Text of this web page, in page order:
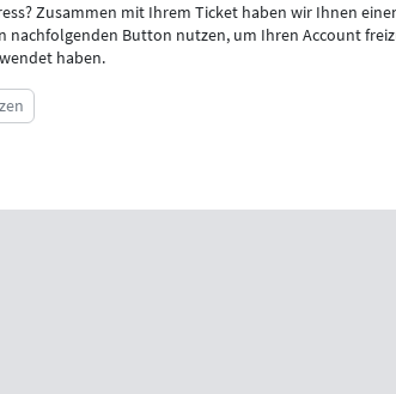
Zusammen mit Ihrem Ticket haben wir Ihnen
nachfolgenden Button nutzen, um Ihren Account
haben.